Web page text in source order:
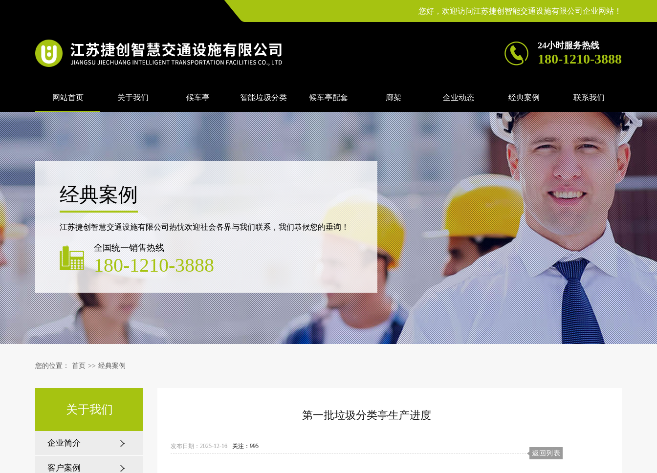
您好，欢迎访问江苏捷创智能交通设施有限公司企业网站！
24小时服务热线
180-1210-3888
网站首页 关于我们 候车亭 智能垃圾分类 候车亭配套 廊架 企业动态 经典案例 联系我们
经典案例
江苏捷创智慧交通设施有限公司热忱欢迎社会各界与我们联系，我们恭候您的垂询！
全国统一销售热线
180-1210-3888
您的位置： 首页 >> 经典案例
关于我们
企业简介
客户案例
为何全国200+城市选择江苏美
第一批垃圾分类亭生产进度
发布日期：2025-12-16 关注：995